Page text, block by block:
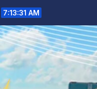
7:13:32 AM